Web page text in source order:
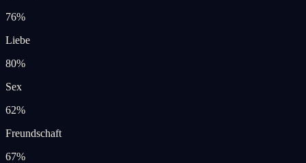
76%
Liebe
80%
Sex
62%
Freundschaft
67%